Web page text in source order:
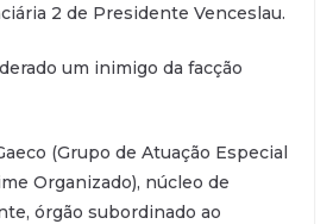
2 de Presidente Venceslau.
um inimigo da facção
(Grupo de Atuação Especial
Organizado), núcleo de
órgão subordinado ao